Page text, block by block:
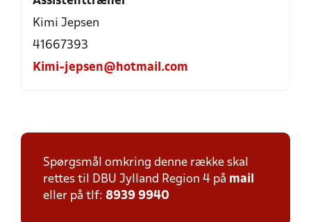
Kimi Jepsen
41667393
Kimi-jepsen@hotmail.com
Spørgsmål omkring denne række skal
rettes til DBU Jylland Region 4 på mail
eller på tlf: 8939 9940